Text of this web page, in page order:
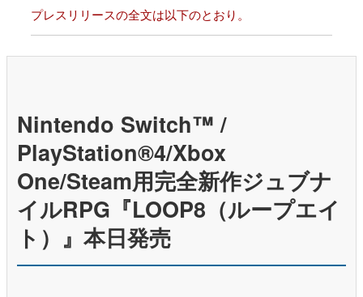
プレスリリースの全文は以下のとおり。
Nintendo Switch™ /
PlayStation®4/Xbox
One/Steam用完全新作ジュブナ
イルRPG『LOOP8（ループエイ
ト）』本日発売